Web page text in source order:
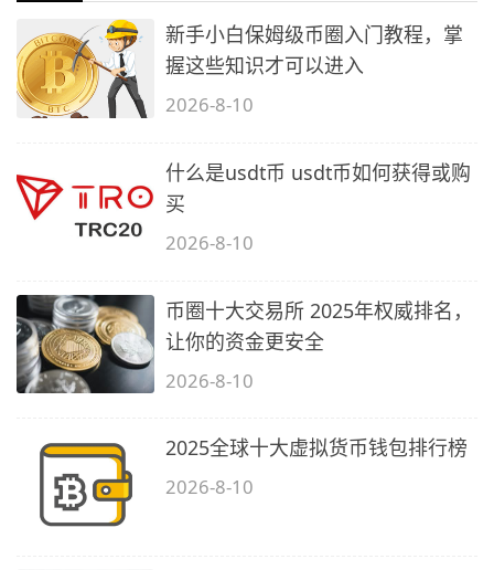
新手小白保姆级币圈入门教程，掌
握这些知识才可以进入
2026-8-10
什么是usdt币 usdt币如何获得或购
买
2026-8-10
币圈十大交易所 2025年权威排名，
让你的资金更安全
2026-8-10
2025全球十大虚拟货币钱包排行榜
2026-8-10